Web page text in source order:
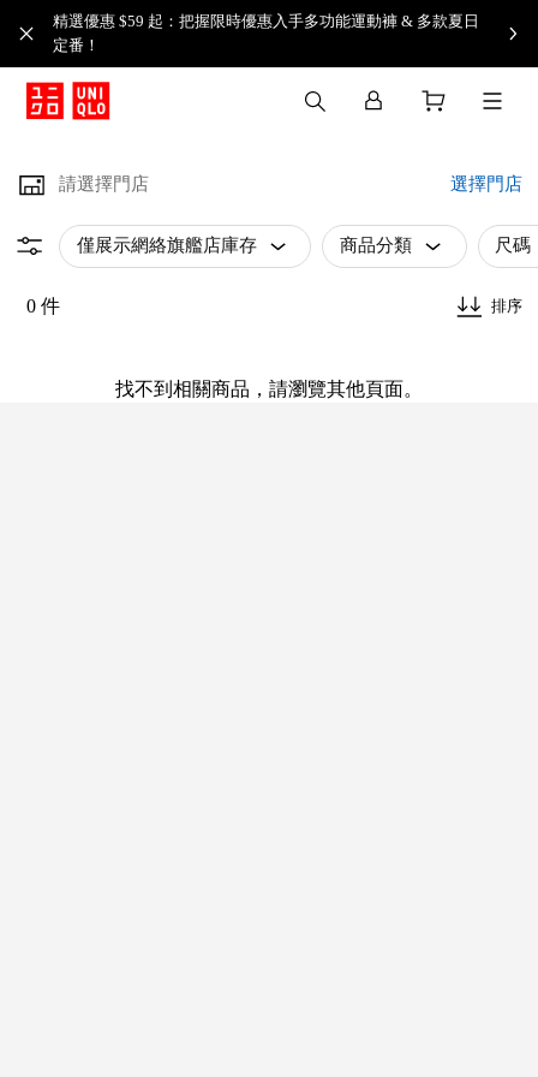
精選優惠 $59 起：把握限時優惠入手多功能運動褲 & 多款夏日
定番！​
請選擇門店 選擇門店
僅展示網絡旗艦店庫存 商品分類 尺碼
0 件 排序
找不到相關商品，請瀏覽其他頁面。